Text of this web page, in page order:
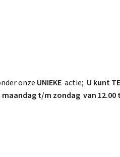
onze UNIEKEactie; U kunt
maandag t/m zondag van 12.00